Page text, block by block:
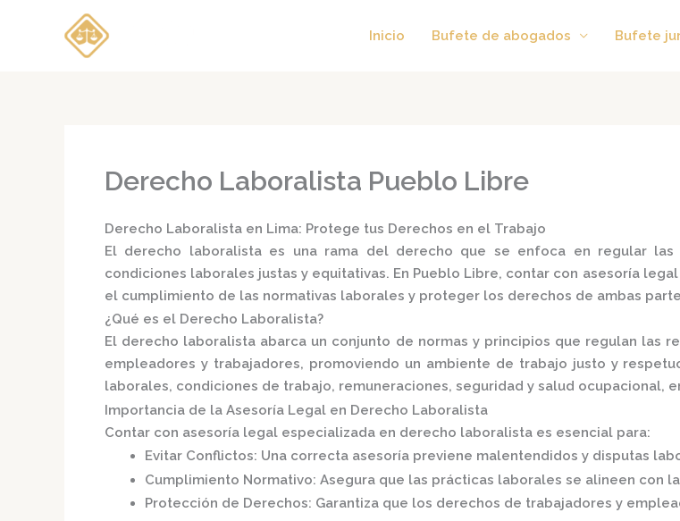
Inicio Bufete de abogados Bufete
Derecho Laboralista Pueblo Libre
Derecho Laboralista en Lima: Protege tus Derechos en el Trabajo
El derecho laboralistaes una rama del derecho que se enfoca en regular las
condiciones laborales justas y equitativas. En Pueblo Libre, contar con asesoría
el cumplimiento de las normativas laborales y proteger los derechos de ambas
¿Qué es el Derecho Laboralista?
El derecho laboralista abarca un conjunto de normas y principios que regulan las
empleadores y trabajadores, promoviendo un ambiente de trabajo justo y
laborales, condiciones de trabajo, remuneraciones, seguridad y salud ocupacional,
Importancia de la Asesoría Legal en Derecho Laboralista
Contar con asesoría legal especializada en derecho laboralista es esencial para:
Evitar Conflictos: Una correcta asesoría previene malentendidos y disputas
Cumplimiento Normativo: Asegura que las prácticas laborales se alineen con
Protección de Derechos: Garantiza que los derechos de trabajadores y